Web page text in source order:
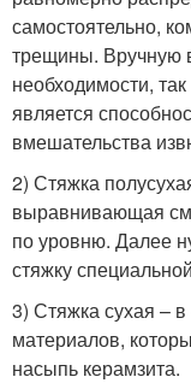
самостоятельно,
трещины. Вручную
необходимости,
является
вмешательства
2) Стяжка
выравнивающая
по уровню. Далее
стяжку
3) Стяжка сухая –
материалов,
насыпь керамзита.